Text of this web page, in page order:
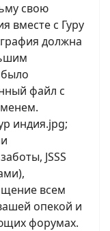
свою
вместе с Гуру
должна
файл с
индия.jpg;
JSSS
всем
опекой и
форумах.